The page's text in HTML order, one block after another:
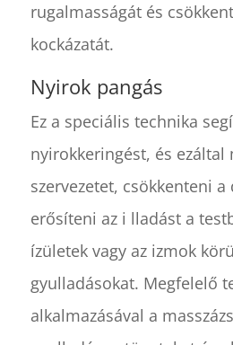
rugalmasságát és
kockázatát.
Nyirok pangás
Ez a speciális technika
nyirokkeringést, és
szervezetet, csökkenteni a
erősíteni az i lladást a
ízületek vagy az izmok
gyulladásokat. Megfelelő
alkalmazásával a